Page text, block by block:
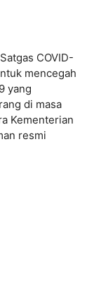
COVID-
mencegah
yang
di masa
Kementerian
resmi